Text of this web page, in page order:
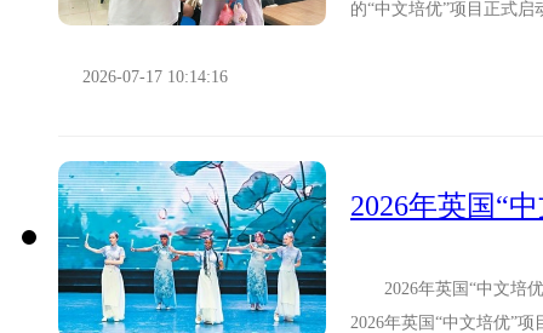
的“中文培优”项目正式
2026-07-17 10:14:16
2026年英国“中文培
2026年英国“中文培优”